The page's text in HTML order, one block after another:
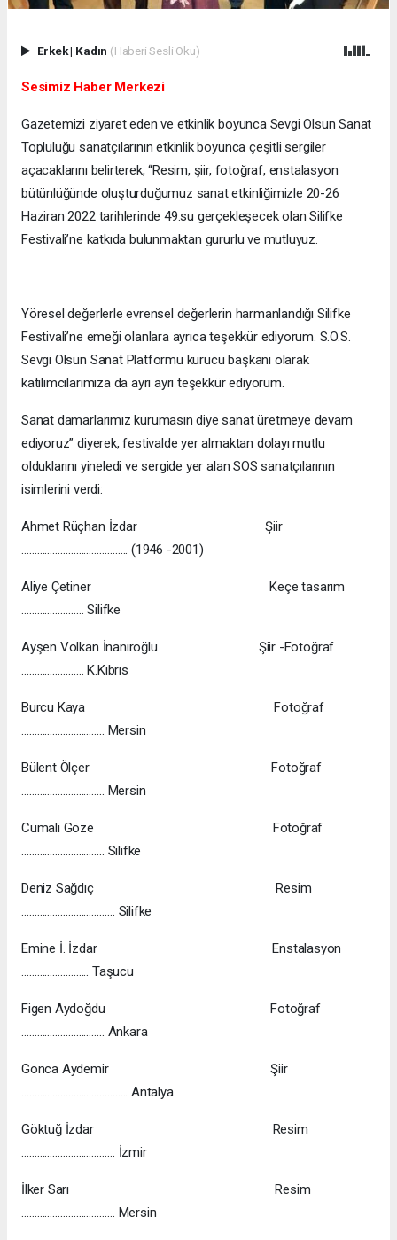
Erkek| Kadın (Haberi Sesli Oku)
Sesimiz Haber Merkezi
Gazetemizi ziyaret eden ve etkinlik boyunca Sevgi Olsun Sanat
Topluluğu sanatçılarının etkinlik boyunca çeşitli sergiler
açacaklarını belirterek, “Resim, şiir, fotoğraf, enstalasyon
bütünlüğünde oluşturduğumuz sanat etkinliğimizle 20-26
Haziran 2022 tarihlerinde 49.su gerçekleşecek olan Silifke
Festivali’ne katkıda bulunmaktan gururlu ve mutluyuz.
Yöresel değerlerle evrensel değerlerin harmanlandığı Silifke
Festivali’ne emeği olanlara ayrıca teşekkür ediyorum. S.O.S.
Sevgi Olsun Sanat Platformu kurucu başkanı olarak
katılımcılarımıza da ayrı ayrı teşekkür ediyorum.
Sanat damarlarımız kurumasın diye sanat üretmeye devam
ediyoruz” diyerek, festivalde yer almaktan dolayı mutlu
olduklarını yineledi ve sergide yer alan SOS sanatçılarının
isimlerini verdi:
Ahmet Rüçhan İzdar Şiir
………………………………….. (1946 -2001)
Aliye Çetiner Keçe tasarım
…………………… Silifke
Ayşen Volkan İnanıroğlu Şiir -Fotoğraf
…………………… K.Kıbrıs
Burcu Kaya Fotoğraf
………………………….. Mersin
Bülent Ölçer Fotoğraf
………………………….. Mersin
Cumali Göze Fotoğraf
………………………….. Silifke
Deniz Sağdıç Resim
……………………………… Silifke
Emine İ. İzdar Enstalasyon
…………………….. Taşucu
Figen Aydoğdu Fotoğraf
………………………….. Ankara
Gonca Aydemir Şiir
………………………………….. Antalya
Göktuğ İzdar Resim
……………………………… İzmir
İlker Sarı Resim
……………………………… Mersin